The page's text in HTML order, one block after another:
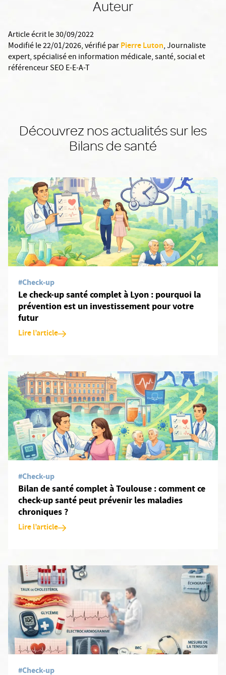
Auteur
Article écrit le 30/09/2022
Modifié le 22/01/2026, vérifié parPierre Luton,Journaliste
expert, spécialisé en information médicale, santé, social et
référenceur SEO E-E-A-T
Découvrez nos actualités sur les
Bilans de santé
En savoir plus: Le check-up santé complet à Lyon : pourquoi la
#Check-up
Le check-up santé complet à Lyon : pourquoi la
prévention est un investissement pour votre
futur
Lire l’article
En savoir plus: Bilan de santé complet à Toulouse : comment
#Check-up
Bilan de santé complet à Toulouse : comment ce
check-up santé peut prévenir les maladies
chroniques ?
Lire l’article
En savoir plus: Le bilan de santé complet : une analyse des
#Check-up